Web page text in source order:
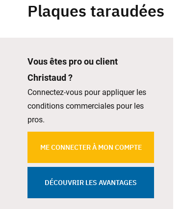
Plaques taraudées
Vous êtes pro ou client
Christaud ?
Connectez-vous pour appliquer les
conditions commerciales pour les
pros.
ME CONNECTER À MON COMPTE
DÉCOUVRIR LES AVANTAGES